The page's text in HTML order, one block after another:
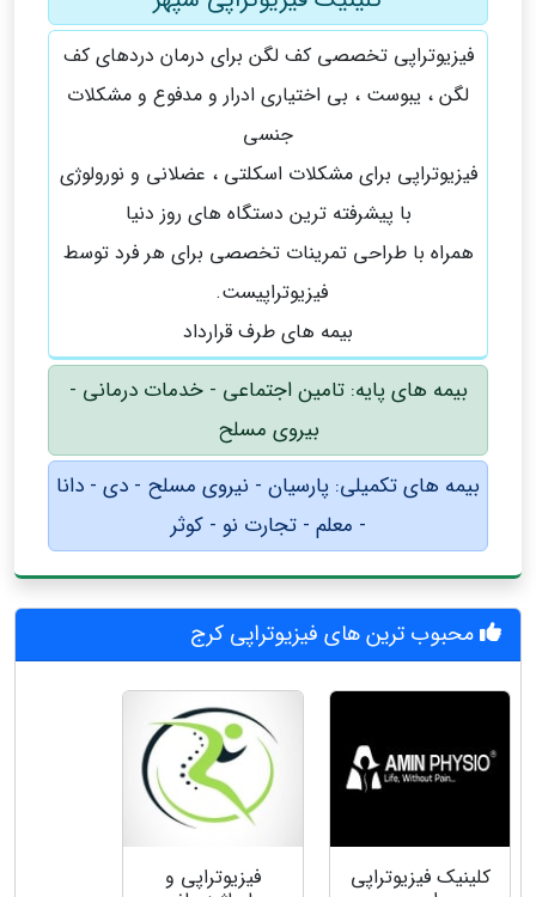
فیزیوتراپی تخصصی کف لگن برای درمان دردهای کف
لگن ، یبوست ، بی اختیاری ادرار و مدفوع و مشکلات
جنسی
فیزیوتراپی برای مشکلات اسکلتی ، عضلانی و نورولوژی
با پیشرفته ترین دستگاه های روز دنیا
همراه با طراحی تمرینات تخصصی برای هر فرد توسط
فیزیوتراپیست.
بیمه های طرف قرارداد
بیمه های پایه: تامین اجتماعی - خدمات درمانی -
بیروی مسلح
بیمه های تکمیلی: پارسیان - نیروی مسلح - دی - دانا
- معلم - تجارت نو - کوثر
محبوب ترین های فیزیوتراپی کرج
کلینیک فیزیوتراپی فیزیوتراپی و